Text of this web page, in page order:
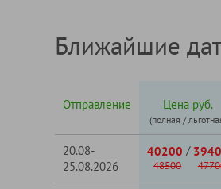
Ближайшие
Отправление Цена руб.
(полная /
20.08-
25.08.2026
40200 /
48500